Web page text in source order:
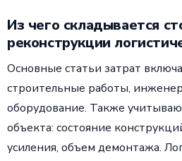
Из чего складывается
реконструкции
Основные статьи затрат
строительные работы,
оборудование. Также
объекта: состояние
усиления, объем демонтажа.